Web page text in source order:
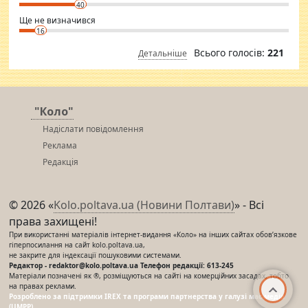
40
Ще не визначився
16
Детальніше Всього голосів: 221
"Коло"
Надіслати повідомлення
Реклама
Редакція
© 2026 «Kolo.poltava.ua (Новини Полтави)» - Всі
права захищені!
При використанні матеріалів інтернет-видання «Коло» на інших сайтах обов’язкове
гіперпосилання на сайт kolo.poltava.ua,
не закрите для індексації пошуковими системами.
Редактор - redaktor@kolo.poltava.ua Телефон редакції: 613-245
Матеріали позначені як ®, розміщуються на сайті на комерційних засадах, тобто
на правах реклами.
Розроблено за підтримки IREX та програми партнерства у галузі мас-медіа